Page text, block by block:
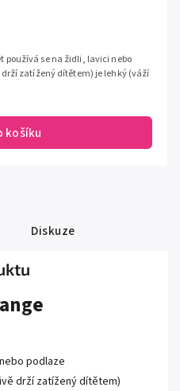
košíku
používá se na židli, lavici nebo
zatížený dítětem) je lehký (váží
Diskuze
podlaze
drží zatížený dítětem)